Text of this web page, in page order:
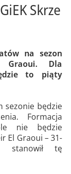
Skrze
na sezon
Graoui. Dla
to piąty
sezonie będzie
Formacja
nie będzie
El Graoui – 31-
stanowił tę